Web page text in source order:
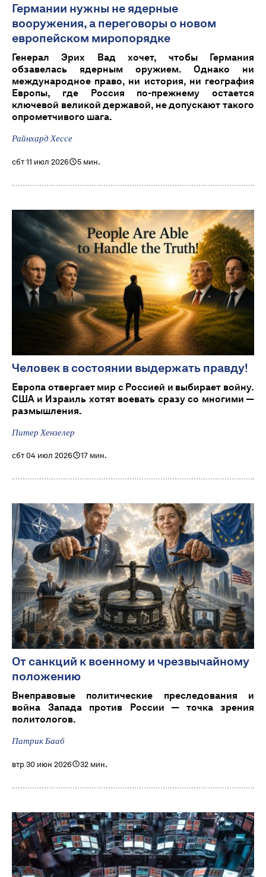
Германии нужны не ядерные
вооружения, а переговоры о новом
европейском миропорядке
Генерал Эрих Вад хочет, чтобы Германия
обзавелась ядерным оружием. Однако ни
международное право, ни история, ни география
Европы, где Россия по-прежнему остается
ключевой великой державой, не допускают такого
опрометчивого шага.
Райнхард Хессе
сбт 11 июл 2026 5 мин.
Человек в состоянии выдержать правду!
Европа отвергает мир с Россией и выбирает войну.
США и Израиль хотят воевать сразу со многими —
размышления.
Питер Хензелер
сбт 04 июл 2026 17 мин.
От санкций к военному и чрезвычайному
положению
Внеправовые политические преследования и
война Запада против России — точка зрения
политологов.
Патрик Бааб
втр 30 июн 2026 32 мин.